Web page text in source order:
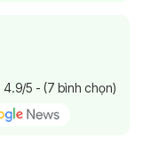
4.9/5 - (7 bình chọn)